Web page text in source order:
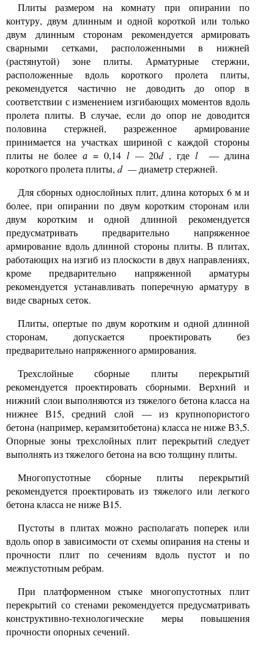
Плиты размером на комнату при опирании по
контуру, двум длинным и одной короткой или только
двум длинным сторонам рекомендуется армировать
сварными сетками, расположенными в нижней
(растянутой) зоне плиты. Арматурные стержни,
расположенные вдоль короткого пролета плиты,
рекомендуется частично не доводить до опор в
соответствии с изменением изгибающих моментов вдоль
пролета плиты. В случае, если до опор не доводится
половина стержней, разреженное армирование
принимается на участках шириной с каждой стороны
плиты не более а= 0,14 l—20d , гдеl
— длина
короткого пролета плиты, d —диаметр стержней.
Для сборных однослойных плит, длина которых 6 м и
более, при опирании по двум коротким сторонам или
двум коротким и одной длинной рекомендуется
предусматривать предварительно напряженное
армирование вдоль длинной стороны плиты. В плитах,
работающих на изгиб из плоскости в двух направлениях,
кроме предварительно напряженной арматуры
рекомендуется устанавливать поперечную арматуру в
виде сварных сеток.
Плиты, опертые по двум коротким и одной длинной
сторонам, допускается проектировать без
предварительно напряженного армирования.
Трехслойные сборные плиты перекрытий
рекомендуется проектировать сборными. Верхний и
нижний слои выполняются из тяжелого бетона класса на
нижнее В15, средний слой — из крупнопористого
бетона (например, керамзитобетона) класса не ниже В3,5.
Опорные зоны трехслойных плит перекрытий следует
выполнять из тяжелого бетона на всю толщину плиты.
Многопустотные сборные плиты перекрытий
рекомендуется проектировать из тяжелого или легкого
бетона класса не ниже В15.
Пустоты в плитах можно располагать поперек или
вдоль опор в зависимости от схемы опирания на стены и
прочности плит по сечениям вдоль пустот и по
межпустотным ребрам.
При платформенном стыке многопустотных плит
перекрытий со стенами рекомендуется предусматривать
конструктивно-технологические меры повышения
прочности опорных сечений.